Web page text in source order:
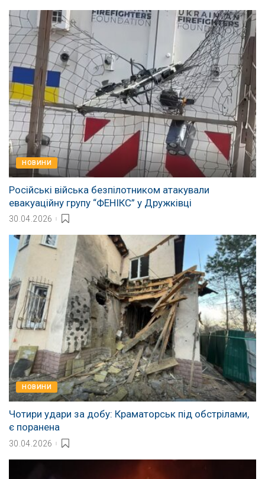
НОВИНИ
Російські війська безпілотником атакували
евакуаційну групу “ФЕНІКС” у Дружківці
30.04.2026
НОВИНИ
Чотири удари за добу: Краматорськ під обстрілами,
є поранена
30.04.2026